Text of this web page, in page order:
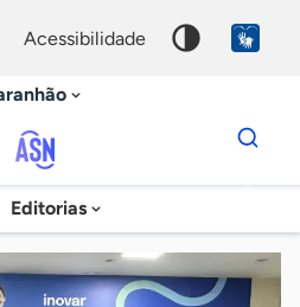
acessibilidade
Agência
Sebrae
de
Editorias
Dados
para
chave